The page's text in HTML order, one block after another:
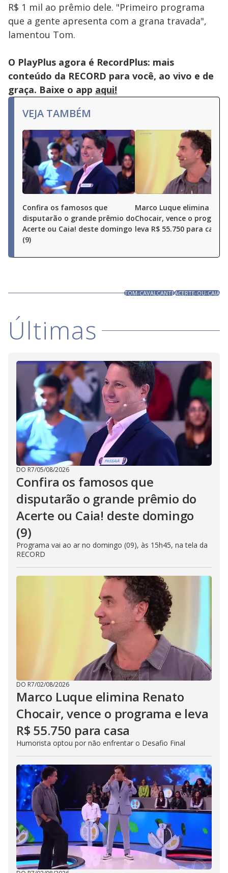
R$ 1 mil ao prêmio dele. "Primeiro programa
que a gente apresenta com a grana travada",
lamentou Tom.
O PlayPlus agora é RecordPlus: mais
conteúdo da RECORD para você, ao vivo e de
graça. Baixe o app aqui!
VEJA TAMBÉM
Confira os famosos que
disputarão o grande prêmio do
Acerte ou Caia! deste domingo
(9)
Marco Luque elimina
Chocair, vence o
leva R$ 55.750 para casa
TOM-CAVALCANTEACERTE-OU-CAIA
Últimas
DO R7/05/08/2026
Confira os famosos que
disputarão o grande prêmio do
Acerte ou Caia! deste domingo
(9)
Programa vai ao ar no domingo (09), às 15h45, na tela da
RECORD
DO R7/02/08/2026
Marco Luque elimina Renato
Chocair, vence o programa e leva
R$ 55.750 para casa
Humorista optou por não enfrentar o Desafio Final